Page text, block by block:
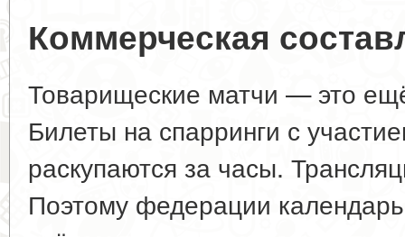
Коммерческая
Товарищеские матчи — это
Билеты на спарринги с
раскупаются за часы.
Поэтому федерации